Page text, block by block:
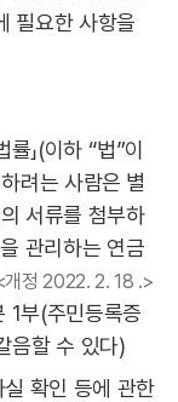
필요한 사항을
」(이하 “법”이
려는 사람은 별
서류를 첨부하
관리하는 연금
개정 2022. 2. 18 .>
1부(주민등록증
음할 수 있다)
실 확인 등에 관한